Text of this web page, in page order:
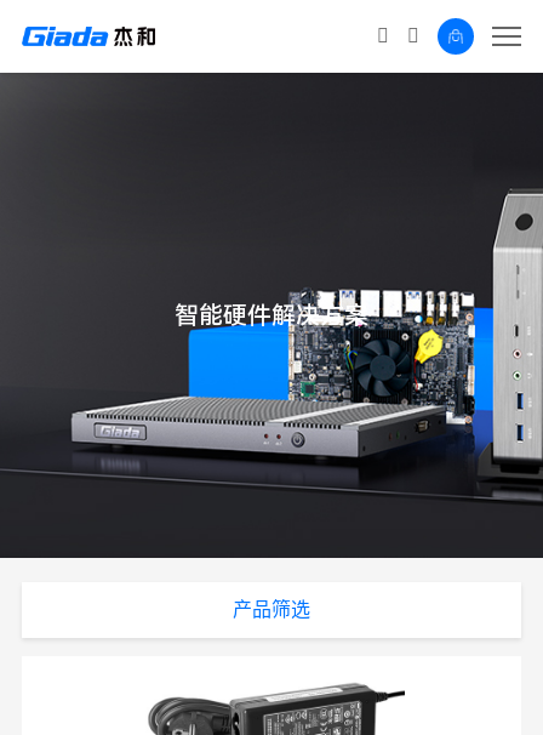
智能硬件解决方案
产品筛选